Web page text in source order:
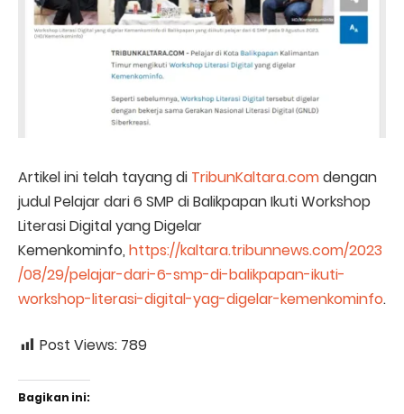
Artikel ini telah tayang di TribunKaltara.comdengan
judul Pelajar dari 6 SMP di Balikpapan Ikuti Workshop
Literasi Digital yang Digelar
Kemenkominfo, https://kaltara.tribunnews.com/2023
/08/29/pelajar-dari-6-smp-di-balikpapan-ikuti-
workshop-literasi-digital-yag-digelar-kemenkominfo.
Post Views: 789
Bagikan ini: